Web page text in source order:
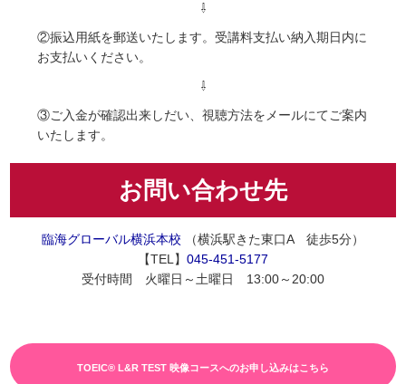
⇩
②振込用紙を郵送いたします。受講料支払い納入期日内に
お支払いください。
⇩
③ご入金が確認出来しだい、視聴方法をメールにてご案内
いたします。
お問い合わせ先
臨海グローバル横浜本校 （横浜駅きた東口A 徒歩5分）
【TEL】 045-451-5177
受付時間 火曜日～土曜日 13:00～20:00
TOEIC® L&R TEST 映像コースへのお申し込みはこちら